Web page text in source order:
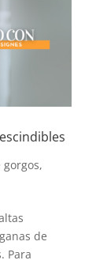
gorgos,
de
Para